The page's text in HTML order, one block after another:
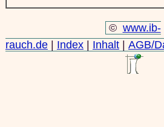
© www.ib-
rauch.de| Index| Inhalt| AGB/